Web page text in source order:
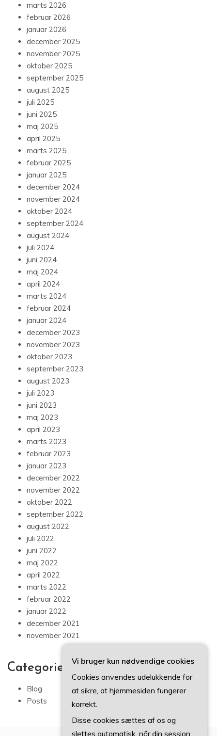
marts 2026
februar 2026
januar 2026
december 2025
november 2025
oktober 2025
september 2025
august 2025
juli 2025
juni 2025
maj 2025
april 2025
marts 2025
februar 2025
januar 2025
december 2024
november 2024
oktober 2024
september 2024
august 2024
juli 2024
juni 2024
maj 2024
april 2024
marts 2024
februar 2024
januar 2024
december 2023
november 2023
oktober 2023
september 2023
august 2023
juli 2023
juni 2023
maj 2023
april 2023
marts 2023
februar 2023
januar 2023
december 2022
november 2022
oktober 2022
september 2022
august 2022
juli 2022
juni 2022
maj 2022
april 2022
marts 2022
februar 2022
januar 2022
december 2021
november 2021
Categories
Blog
Posts
Vi bruger kun nødvendige cookies
Cookies anvendes udelukkende for
at sikre, at hjemmesiden fungerer
korrekt.
Disse cookies sættes af os og
slettes automatisk, når din session